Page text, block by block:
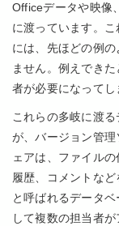
Officeデータや映像
に渡っています。
には、先ほどの例
ません。例えでき
者が必要になってし
これらの多岐に渡
が、バージョン管
ェアは、ファイル
履歴、コメントな
と呼ばれるデータ
して複数の担当者